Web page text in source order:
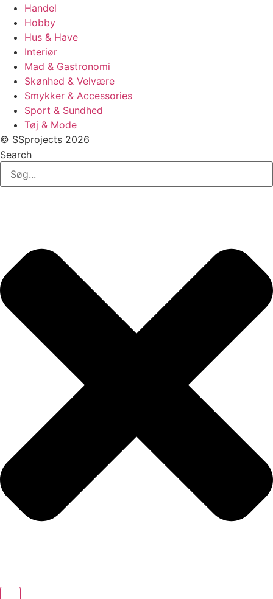
Handel
Hobby
Hus & Have
Interiør
Mad & Gastronomi
Skønhed & Velvære
Smykker & Accessories
Sport & Sundhed
Tøj & Mode
© SSprojects 2026
Search